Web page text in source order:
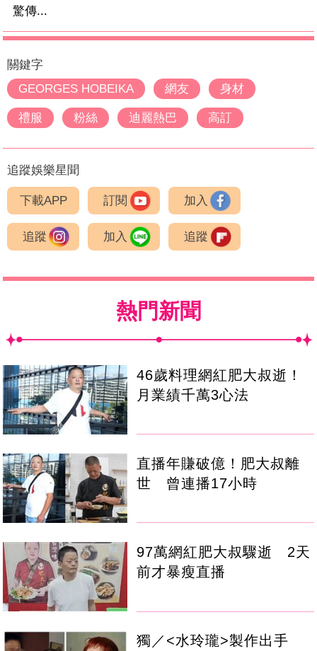
驚傳...
關鍵字
GEORGES HOBEIKA
網友 身材
禮服 粉絲 迪麗熱巴 高訂
追蹤娛樂星聞
下載APP 訂閱 加入
追蹤 加入 追蹤
熱門新聞
46歲料理網紅肥大叔逝！
月業績千萬3心法
直播年賺破億！肥大叔離
世 曾連播17小時
97萬網紅肥大叔驟逝 2天
前才暴瘦直播
獨／<水玲瓏>製作出手